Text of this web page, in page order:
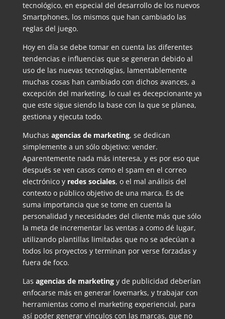
tecnológico, en especial del desarrollo de los nuevos
Smartphones, los mismos que han cambiado las
reglas del juego.
Hoy en día se debe tomar en cuenta las diferentes
tendencias e influencias que se generan debido al
uso de las nuevas tecnologías, lamentablemente
muchas cosas han cambiado con dichos avances, a
excepción del marketing, lo cual es decepcionante ya
que este sigue siendo la base con la que se planea,
gestiona y ejecuta todo.
Muchas agencias de marketing, se dedican
simplemente a un sólo objetivo: vender.
Aparentemente nada más interesa, y es por eso que
después se ven casos como el spam en el correo
electrónico y redes sociales, o el mal análisis del
contexto o público objetivo de una marca. Es de
suma importancia que se tome en cuenta la
personalidad y necesidades del cliente más que sólo
la meta de incrementar las ventas a como dé lugar,
utilizando plantillas limitadas que no se adecúan a
todos los proyectos y terminan por verse forzadas y
fuera de foco.
Las agencias de marketingy de publicidad deberían
enfocarse más en generar lovemarks, y trabajar con
herramientas como el marketing experiencial, para
así poder generar vínculos con las marcas, que no